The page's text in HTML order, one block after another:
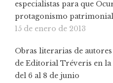
especialistas para que
protagonismo
15 de enero de 2013
Obras literarias de
de Editorial Tréveris en la
del 6 al 8 de junio